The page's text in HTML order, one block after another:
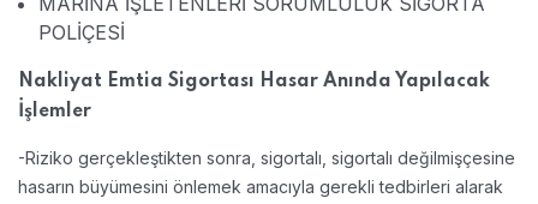
POLİÇESİ
Nakliyat Emtia Sigortası Hasar Anında Yapılacak
İşlemler
-Riziko gerçekleştikten sonra, sigortalı, sigortalı değilmişçesine
hasarın büyümesini önlemek amacıyla gerekli tedbirleri alarak